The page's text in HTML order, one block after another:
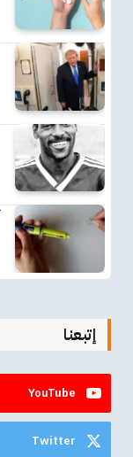
إتبعنا
YouTube
Twitter